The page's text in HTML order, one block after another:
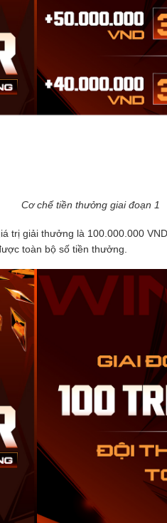
Cơ chế tiền thưởng giai đoạn 1
trị giải thưởng là 100.000.000
toàn bộ số tiền thưởng.